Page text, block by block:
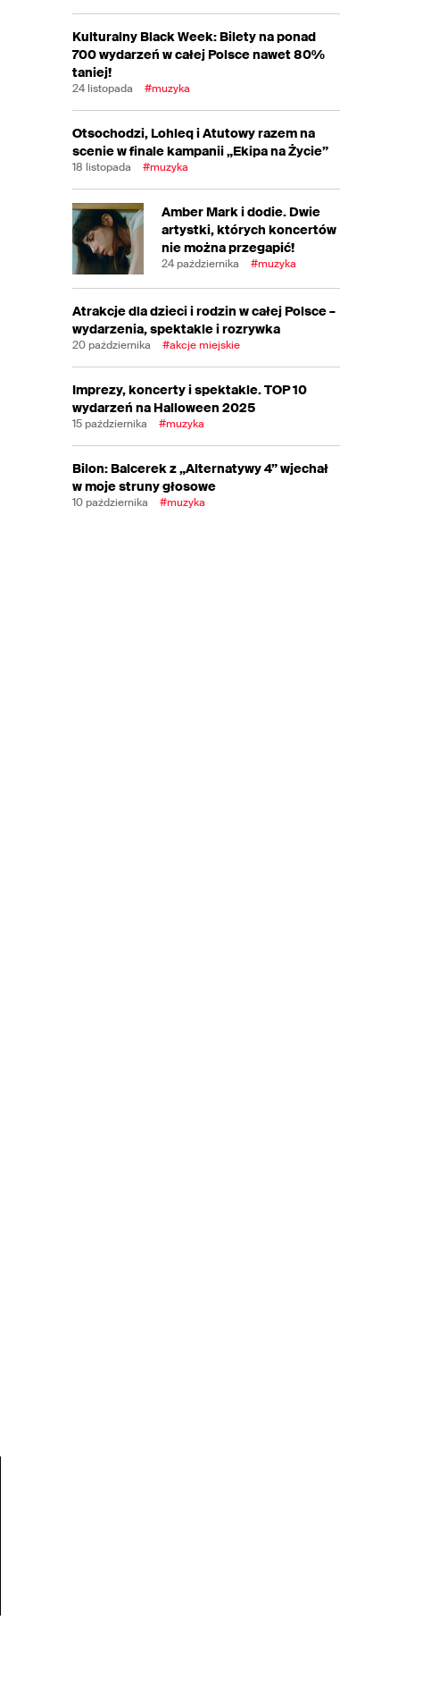
Kulturalny Black Week: Bilety na ponad
700 wydarzeń w całej Polsce nawet 80%
taniej!
24 listopada #muzyka
Otsochodzi, Lohleq i Atutowy razem na
scenie w finale kampanii „Ekipa na Życie”
18 listopada #muzyka
Amber Mark i dodie. Dwie
artystki, których koncertów
nie można przegapić!
24 października #muzyka
Atrakcje dla dzieci i rodzin w całej Polsce –
wydarzenia, spektakle i rozrywka
20 października #akcje miejskie
Imprezy, koncerty i spektakle. TOP 10
wydarzeń na Halloween 2025
15 października #muzyka
Bilon: Balcerek z „Alternatywy 4” wjechał
w moje struny głosowe
10 października #muzyka